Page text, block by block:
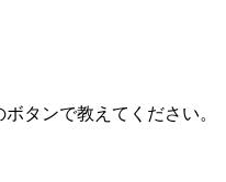
タンで教えてください。